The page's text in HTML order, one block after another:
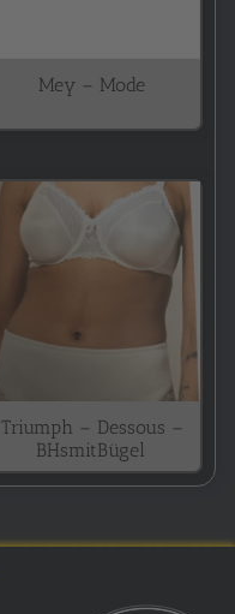
Mey – Mode
Triumph – Dessous –
BHsmitBügel